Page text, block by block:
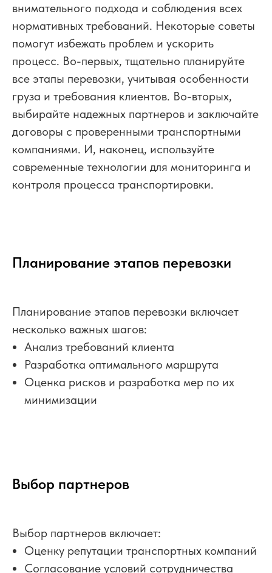
внимательного подхода и соблюдения всех
нормативных требований. Некоторые советы
помогут избежать проблем и ускорить
процесс. Во-первых, тщательно планируйте
все этапы перевозки, учитывая особенности
груза и требования клиентов. Во-вторых,
выбирайте надежных партнеров и заключайте
договоры с проверенными транспортными
компаниями. И, наконец, используйте
современные технологии для мониторинга и
контроля процесса транспортировки.
Планирование этапов перевозки
Планирование этапов перевозки включает
несколько важных шагов:
Анализ требований клиента
Разработка оптимального маршрута
Оценка рисков и разработка мер по их
минимизации
Выбор партнеров
Выбор партнеров включает:
Оценку репутации транспортных компаний
Согласование условий сотрудничества